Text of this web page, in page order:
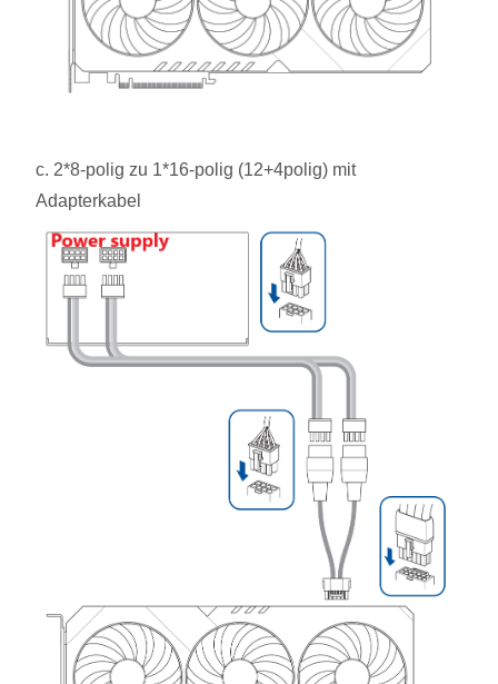
c. 2*8-polig zu 1*16-polig (12+4polig) mit
Adapterkabel